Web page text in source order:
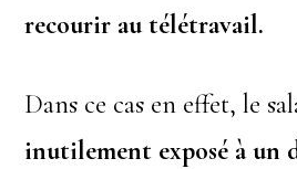
recourir au télétravail.
Dans ce cas en effet, le
inutilement exposé à un